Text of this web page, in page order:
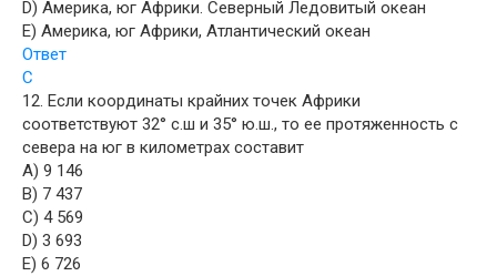
D) Америка, юг Африки. Северный Ледовитый океан
E) Америка, юг Африки, Атлантический океан
Ответ
C
12. Если координаты крайних точек Африки
соответствуют 32° с.ш и 35° ю.ш., то ее протяженность с
севера на юг в километрах составит
A) 9 146
B) 7 437
C) 4 569
D) 3 693
E) 6 726